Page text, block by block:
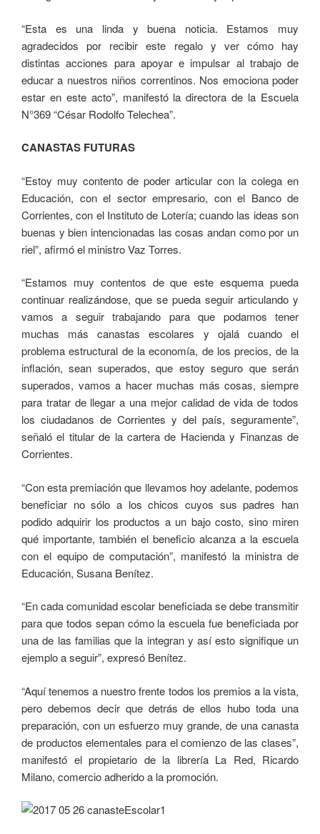
“Esta es una linda y buena noticia. Estamos muy
agradecidos por recibir este regalo y ver cómo hay
distintas acciones para apoyar e impulsar al trabajo de
educar a nuestros niños correntinos. Nos emociona poder
estar en este acto”, manifestó la directora de la Escuela
N°369 “César Rodolfo Telechea”.
CANASTAS FUTURAS
“Estoy muy contento de poder articular con la colega en
Educación, con el sector empresario, con el Banco de
Corrientes, con el Instituto de Lotería; cuando las ideas son
buenas y bien intencionadas las cosas andan como por un
riel”, afirmó el ministro Vaz Torres.
“Estamos muy contentos de que este esquema pueda
continuar realizándose, que se pueda seguir articulando y
vamos a seguir trabajando para que podamos tener
muchas más canastas escolares y ojalá cuando el
problema estructural de la economía, de los precios, de la
inflación, sean superados, que estoy seguro que serán
superados, vamos a hacer muchas más cosas, siempre
para tratar de llegar a una mejor calidad de vida de todos
los ciudadanos de Corrientes y del país, seguramente”,
señaló el titular de la cartera de Hacienda y Finanzas de
Corrientes.
“Con esta premiación que llevamos hoy adelante, podemos
beneficiar no sólo a los chicos cuyos sus padres han
podido adquirir los productos a un bajo costo, sino miren
qué importante, también el beneficio alcanza a la escuela
con el equipo de computación”, manifestó la ministra de
Educación, Susana Benítez.
“En cada comunidad escolar beneficiada se debe transmitir
para que todos sepan cómo la escuela fue beneficiada por
una de las familias que la integran y así esto signifique un
ejemplo a seguir”, expresó Benítez.
“Aquí tenemos a nuestro frente todos los premios a la vista,
pero debemos decir que detrás de ellos hubo toda una
preparación, con un esfuerzo muy grande, de una canasta
de productos elementales para el comienzo de las clases”,
manifestó el propietario de la librería La Red, Ricardo
Milano, comercio adherido a la promoción.